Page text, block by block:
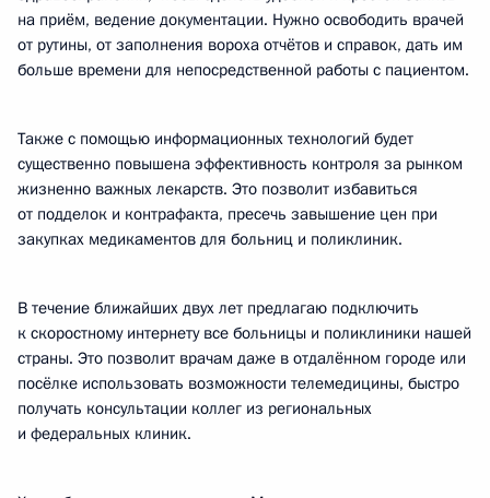
на приём, ведение документации. Нужно освободить врачей
от рутины, от заполнения вороха отчётов и справок, дать им
больше времени для непосредственной работы с пациентом.
Также с помощью информационных технологий будет
существенно повышена эффективность контроля за рынком
жизненно важных лекарств. Это позволит избавиться
от подделок и контрафакта, пресечь завышение цен при
закупках медикаментов для больниц и поликлиник.
В течение ближайших двух лет предлагаю подключить
к скоростному интернету все больницы и поликлиники нашей
страны. Это позволит врачам даже в отдалённом городе или
посёлке использовать возможности телемедицины, быстро
получать консультации коллег из региональных
и федеральных клиник.